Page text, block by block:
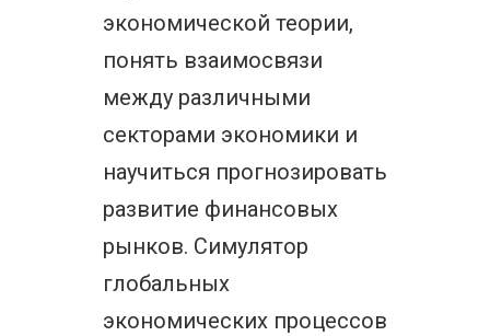
экономической теории,
понять взаимосвязи
между различными
секторами экономики и
научиться прогнозировать
развитие финансовых
рынков. Симулятор
глобальных
экономических процессов